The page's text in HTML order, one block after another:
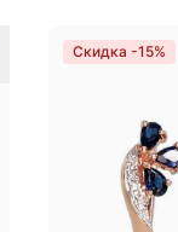
Скидка -15%